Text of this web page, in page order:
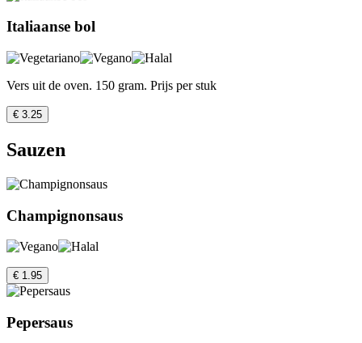
Italiaanse bol
Vers uit de oven. 150 gram. Prijs per stuk
€ 3.25
Sauzen
Champignonsaus
€ 1.95
Pepersaus